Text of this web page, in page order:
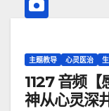
主题教导 心灵医治
1127 音频【
神从心灵深